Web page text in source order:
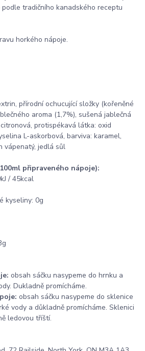
podle tradičního kanadského receptu
horkého nápoje.
přírodní ochucující složky (kořeněné
aroma (1,7%), sušená jablečná
protispékavá látka: oxid
L-askorbová, barviva: karamel,
vápenatý, jedlá sůl
připraveného nápoje):
/ 45kcal
kyseliny: 0g
obsah sáčku nasypeme do hrnku a
Dukladně promícháme.
obsah sáčku nasypeme do sklenice
vody a důkladně promícháme. Sklenici
ledovou tříští.